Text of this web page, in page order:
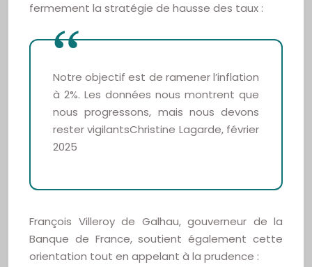
fermement la stratégie de hausse des taux :
Notre objectif est de ramener l’inflation
à 2%. Les données nous montrent que
nous progressons, mais nous devons
rester vigilantsChristine Lagarde, février
2025
François Villeroy de Galhau, gouverneur de la
Banque de France, soutient également cette
orientation tout en appelant à la prudence :